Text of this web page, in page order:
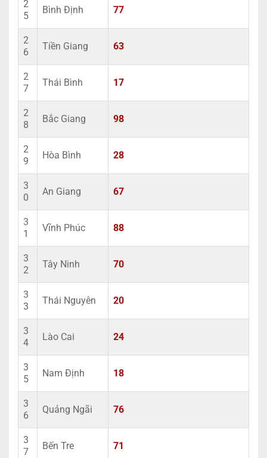
2
5
Bình Định 77
2
6
Tiền Giang 63
2
7
Thái Bình 17
2
8
Bắc Giang 98
2
9
Hòa Bình 28
3
0
An Giang 67
3
1
Vĩnh Phúc 88
3
2
Tây Ninh 70
3
3
Thái Nguyên 20
3
4
Lào Cai 24
3
5
Nam Định 18
3
6
Quảng Ngãi 76
3
7
Bến Tre 71